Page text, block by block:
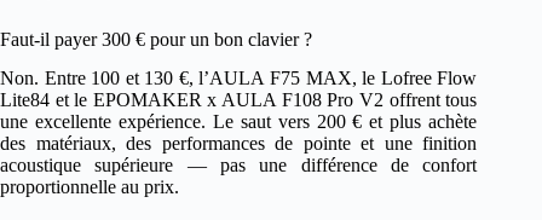
Faut-il payer 300 € pour un bon clavier ?
Non. Entre 100 et 130 €, l’AULA F75 MAX, le Lofree Flow
Lite84 et le EPOMAKER x AULA F108 Pro V2 offrent tous
une excellente expérience. Le saut vers 200 € et plus achète
des matériaux, des performances de pointe et une finition
acoustique supérieure — pas une différence de confort
proportionnelle au prix.